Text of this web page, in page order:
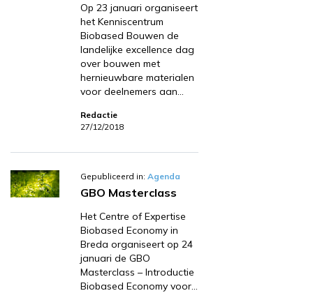
Op 23 januari organiseert
het Kenniscentrum
Biobased Bouwen de
landelijke excellence dag
over bouwen met
hernieuwbare materialen
voor deelnemers aan…
Redactie
27/12/2018
Gepubliceerd in: Agenda
GBO Masterclass
Het Centre of Expertise
Biobased Economy in
Breda organiseert op 24
januari de GBO
Masterclass – Introductie
Biobased Economy voor…